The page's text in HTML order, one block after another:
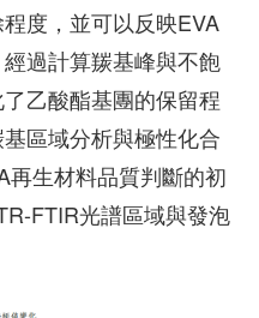
度，並可以反映EVA
過計算羰基峰與不飽
乙酸酯基團的保留程
區域分析與極性化合
再生材料品質判斷的初
FTIR光譜區域與發泡